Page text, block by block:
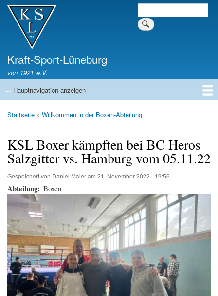
Suche
Kraft-Sport-Lüneburg
von 1921 e.V.
Hauptnavigation
— Hauptnavigation anzeigen
Startseite
Verein
Aikido
Boxen
Crosstraining
Ju-Jutsu
Judo
Kickboxen
Kyudo
Pfadnavigation
Startseite Willkommen in der Boxen-Abteilung
KSL Boxer kämpften bei BC Heros
Salzgitter vs. Hamburg vom 05.11.22
Gespeichert von Daniel Maieram 21. November 2022 - 19:56
Abteilung Boxen